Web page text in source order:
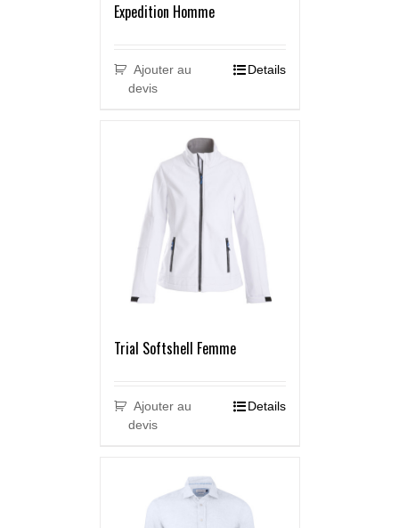
Expedition Homme
Ajouter au
devis
Details
Trial Softshell Femme
Ajouter au
devis
Details